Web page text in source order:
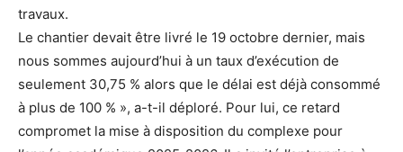
travaux.
Le chantier devait être livré le 19 octobre dernier, mais
nous sommes aujourd’hui à un taux d’exécution de
seulement 30,75 % alors que le délai est déjà consommé
à plus de 100 % », a-t-il déploré. Pour lui, ce retard
compromet la mise à disposition du complexe pour